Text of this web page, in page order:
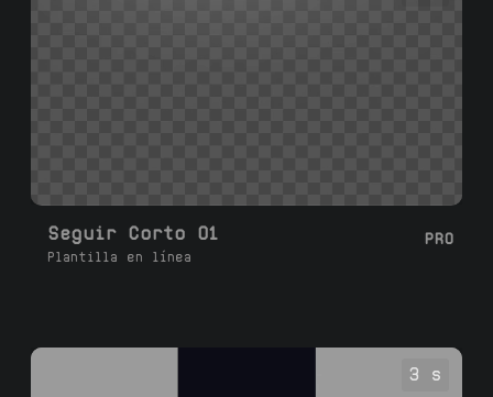
Seguir Corto 01
Plantilla en línea
PRO
3 s